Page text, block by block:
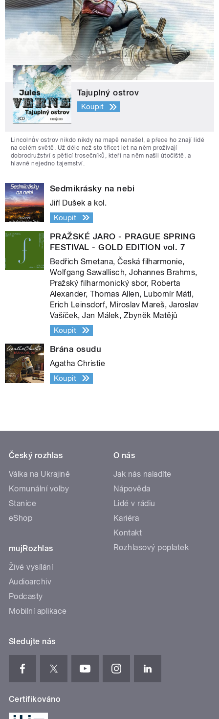
Tajuplný ostrov
Koupit
Lincolnův ostrov nikdo nikdy na mapě nenašel, a přece ho znají lidé
na celém světě. Už déle než sto třicet let na něm prožívají
dobrodružství s pěticí trosečníků, kteří na něm našli útočiště, a
hlavně nejedno tajemství.
Sedmikrásky na nebi
Jiří Dušek a kol.
Koupit
PRAŽSKÉ JARO - PRAGUE SPRING
FESTIVAL - GOLD EDITION vol. 7
Bedřich Smetana, Česká filharmonie,
Wolfgang Sawallisch, Johannes Brahms,
Pražský filharmonický sbor, Roberta
Alexander, Thomas Allen, Lubomír Mátl,
Erich Leinsdorf, Miroslav Mareš, Jaroslav
Vašíček, Jan Málek, Zbyněk Matějů
Koupit
Brána osudu
Agatha Christie
Koupit
Český rozhlas
Válka na Ukrajině
Komunální volby
Stanice
eShop
mujRozhlas
Živé vysílání
Audioarchiv
Podcasty
Mobilní aplikace
O nás
Jak nás naladíte
Nápověda
Lidé v rádiu
Kariéra
Kontakt
Rozhlasový poplatek
Sledujte nás
Certifikováno